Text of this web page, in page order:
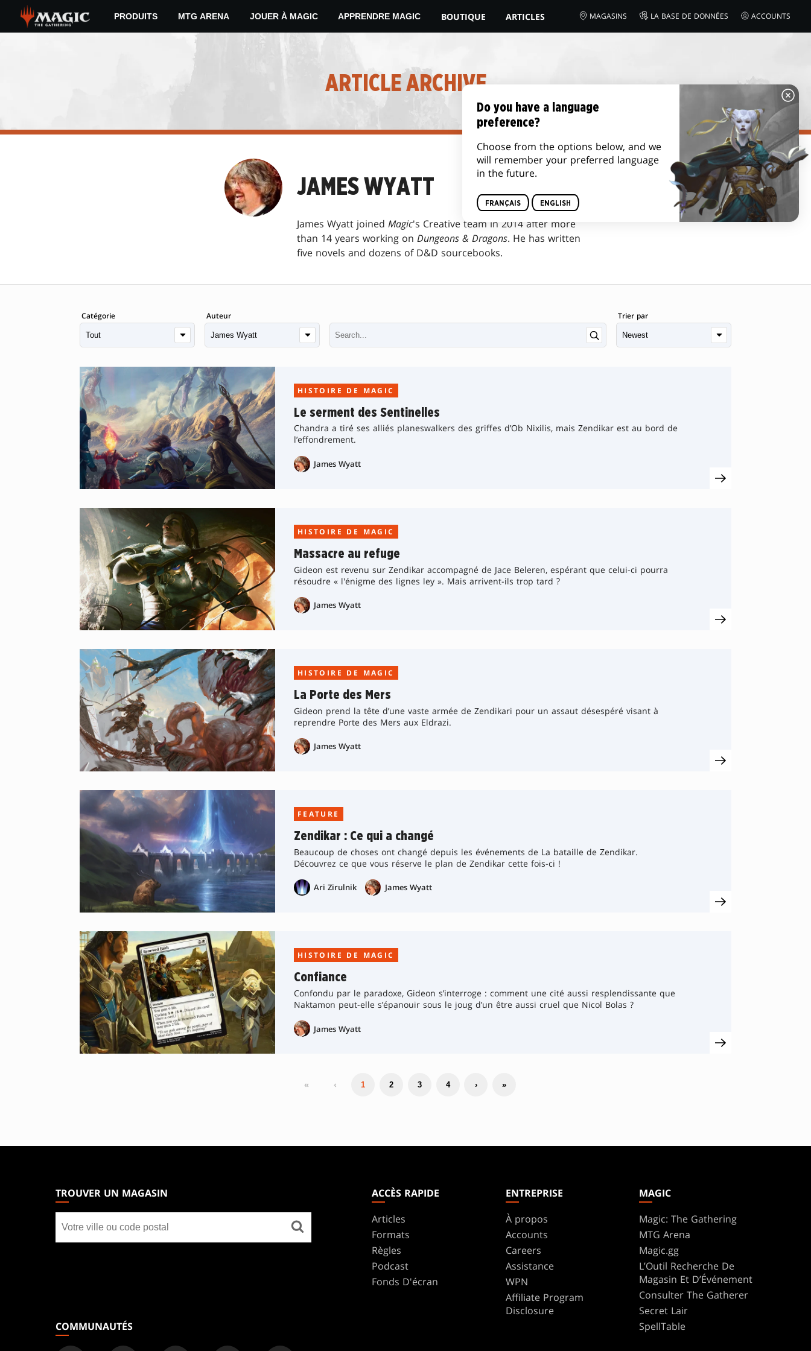
main
PRODUITS MTG ARENA JOUER À MAGIC APPRENDRE MAGIC BOUTIQUE ARTICLES MAGASINS LA BASE DE DONNÉES ACCOUNTS
ARTICLE ARCHIVE
JAMES WYATT
James Wyatt joined Magic's Creative team in 2014 after more
than 14 years working on Dungeons & Dragons. He has written
five novels and dozens of D&D sourcebooks.
Catégorie Auteur Trier par
HISTOIRE DE MAGIC
Le serment des Sentinelles
Chandra a tiré ses alliés planeswalkers des griffes d’Ob Nixilis, mais Zendikar est au bord de
l’effondrement.
James Wyatt
HISTOIRE DE MAGIC
Massacre au refuge
Gideon est revenu sur Zendikar accompagné de Jace Beleren, espérant que celui-ci pourra
résoudre « l'énigme des lignes ley ». Mais arrivent-ils trop tard ?
James Wyatt
HISTOIRE DE MAGIC
La Porte des Mers
Gideon prend la tête d’une vaste armée de Zendikari pour un assaut désespéré visant à
reprendre Porte des Mers aux Eldrazi.
James Wyatt
FEATURE
Zendikar : Ce qui a changé
Beaucoup de choses ont changé depuis les événements de La bataille de Zendikar.
Découvrez ce que vous réserve le plan de Zendikar cette fois-ci !
Ari Zirulnik James Wyatt
HISTOIRE DE MAGIC
Confiance
Confondu par le paradoxe, Gideon s’interroge : comment une cité aussi resplendissante que
Naktamon peut-elle s’épanouir sous le joug d’un être aussi cruel que Nicol Bolas ?
James Wyatt
« ‹ 1 2 3 4 › »
GATHERINGTROUVER UN MAGASIN
un
magasin
COMMUNAUTÉS
ACCÈS RAPIDE
Articles
Formats
Règles
Podcast
Fonds D'écran
ENTREPRISE
À propos
Accounts
Careers
Assistance
WPN
Affiliate Program
Disclosure
MAGIC
Magic: The Gathering
MTG Arena
Magic.gg
L’Outil Recherche De
Magasin Et D’Événement
Consulter The Gatherer
Secret Lair
SpellTable
Do you have a language
preference?
Choose from the options below, and we
will remember your preferred language
in the future.
FRANÇAIS ENGLISH